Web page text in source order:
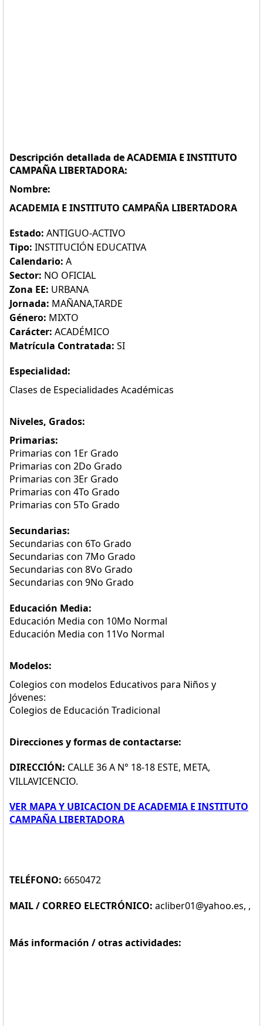
Descripción detallada de ACADEMIA E INSTITUTO
CAMPAÑA LIBERTADORA:
Nombre:
ACADEMIA E INSTITUTO CAMPAÑA LIBERTADORA
Estado: ANTIGUO-ACTIVO
Tipo: INSTITUCIÓN EDUCATIVA
Calendario: A
Sector: NO OFICIAL
Zona EE: URBANA
Jornada: MAÑANA,TARDE
Género: MIXTO
Carácter: ACADÉMICO
Matrícula Contratada: SI
Especialidad:
Clases de Especialidades Académicas
Niveles, Grados:
Primarias:
Primarias con 1Er Grado
Primarias con 2Do Grado
Primarias con 3Er Grado
Primarias con 4To Grado
Primarias con 5To Grado
Secundarias:
Secundarias con 6To Grado
Secundarias con 7Mo Grado
Secundarias con 8Vo Grado
Secundarias con 9No Grado
Educación Media:
Educación Media con 10Mo Normal
Educación Media con 11Vo Normal
Modelos:
Colegios con modelos Educativos para Niños y
Jóvenes:
Colegios de Educación Tradicional
Direcciones y formas de contactarse:
DIRECCIÓN: CALLE 36 A N° 18-18 ESTE, META,
VILLAVICENCIO.
VER MAPA Y UBICACION DE ACADEMIA E INSTITUTO
CAMPAÑA LIBERTADORA
TELÉFONO: 6650472
MAIL / CORREO ELECTRÓNICO: acliber01@yahoo.es, ,
Más información / otras actividades: